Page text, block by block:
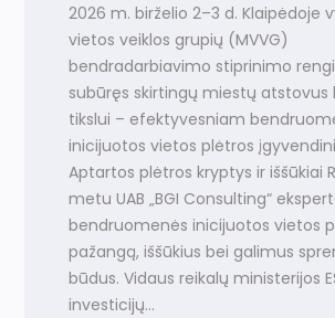
2026 m. birželio 2–3 d. Klaipėdoje
vietos veiklos grupių (MVVG)
bendradarbiavimo stiprinimo
subūręs skirtingų miestų atstovus
tikslui – efektyvesniam
inicijuotos vietos plėtros
Aptartos plėtros kryptys ir iššūkiai
metu UAB „BGI Consulting“
bendruomenės inicijuotos vietos
pažangą, iššūkius bei galimus
būdus. Vidaus reikalų ministerijos
investicijų…